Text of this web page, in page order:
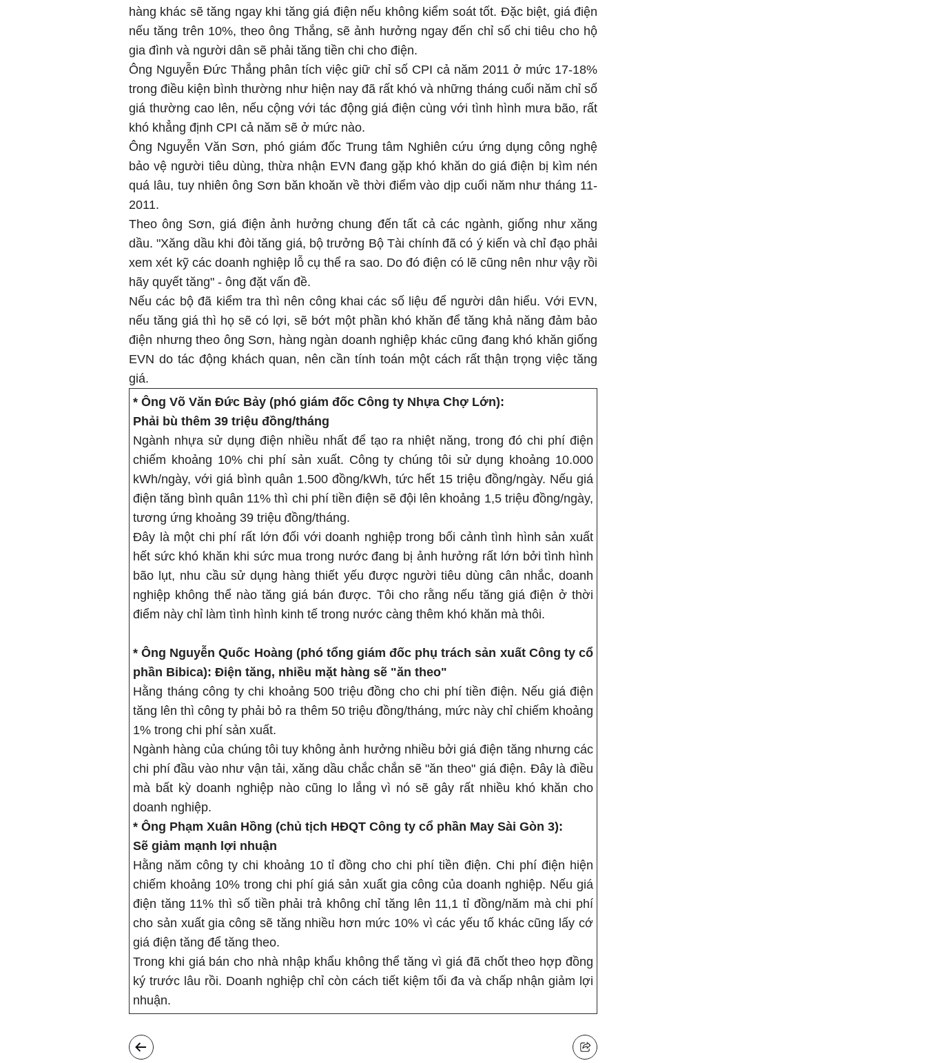
hàng khác sẽ tăng ngay khi tăng giá điện nếu không kiểm soát tốt. Đặc biệt, giá điện
nếu tăng trên 10%, theo ông Thắng, sẽ ảnh hưởng ngay đến chỉ số chi tiêu cho hộ
gia đình và người dân sẽ phải tăng tiền chi cho điện.
Ông Nguyễn Đức Thắng phân tích việc giữ chỉ số CPI cả năm 2011 ở mức 17-18%
trong điều kiện bình thường như hiện nay đã rất khó và những tháng cuối năm chỉ số
giá thường cao lên, nếu cộng với tác động giá điện cùng với tình hình mưa bão, rất
khó khẳng định CPI cả năm sẽ ở mức nào.
Ông Nguyễn Văn Sơn, phó giám đốc Trung tâm Nghiên cứu ứng dụng công nghệ
bảo vệ người tiêu dùng, thừa nhận EVN đang gặp khó khăn do giá điện bị kìm nén
quá lâu, tuy nhiên ông Sơn băn khoăn về thời điểm vào dịp cuối năm như tháng 11-
2011.
Theo ông Sơn, giá điện ảnh hưởng chung đến tất cả các ngành, giống như xăng
dầu. "Xăng dầu khi đòi tăng giá, bộ trưởng Bộ Tài chính đã có ý kiến và chỉ đạo phải
xem xét kỹ các doanh nghiệp lỗ cụ thể ra sao. Do đó điện có lẽ cũng nên như vậy rồi
hãy quyết tăng" - ông đặt vấn đề.
Nếu các bộ đã kiểm tra thì nên công khai các số liệu để người dân hiểu. Với EVN,
nếu tăng giá thì họ sẽ có lợi, sẽ bớt một phần khó khăn để tăng khả năng đảm bảo
điện nhưng theo ông Sơn, hàng ngàn doanh nghiệp khác cũng đang khó khăn giống
EVN do tác động khách quan, nên cần tính toán một cách rất thận trọng việc tăng
giá.
* Ông Võ Văn Đức Bảy (phó giám đốc Công ty Nhựa Chợ Lớn):
Phải bù thêm 39 triệu đồng/tháng
Ngành nhựa sử dụng điện nhiều nhất để tạo ra nhiệt năng, trong đó chi phí điện
chiếm khoảng 10% chi phí sản xuất. Công ty chúng tôi sử dụng khoảng 10.000
kWh/ngày, với giá bình quân 1.500 đồng/kWh, tức hết 15 triệu đồng/ngày. Nếu giá
điện tăng bình quân 11% thì chi phí tiền điện sẽ đội lên khoảng 1,5 triệu đồng/ngày,
tương ứng khoảng 39 triệu đồng/tháng.
Đây là một chi phí rất lớn đối với doanh nghiệp trong bối cảnh tình hình sản xuất
hết sức khó khăn khi sức mua trong nước đang bị ảnh hưởng rất lớn bởi tình hình
bão lụt, nhu cầu sử dụng hàng thiết yếu được người tiêu dùng cân nhắc, doanh
nghiệp không thể nào tăng giá bán được. Tôi cho rằng nếu tăng giá điện ở thời
điểm này chỉ làm tình hình kinh tế trong nước càng thêm khó khăn mà thôi.
* Ông Nguyễn Quốc Hoàng (phó tổng giám đốc phụ trách sản xuất Công ty cổ
phần Bibica): Điện tăng, nhiều mặt hàng sẽ "ăn theo"
Hằng tháng công ty chi khoảng 500 triệu đồng cho chi phí tiền điện. Nếu giá điện
tăng lên thì công ty phải bỏ ra thêm 50 triệu đồng/tháng, mức này chỉ chiếm khoảng
1% trong chi phí sản xuất.
Ngành hàng của chúng tôi tuy không ảnh hưởng nhiều bởi giá điện tăng nhưng các
chi phí đầu vào như vận tải, xăng dầu chắc chắn sẽ "ăn theo" giá điện. Đây là điều
mà bất kỳ doanh nghiệp nào cũng lo lắng vì nó sẽ gây rất nhiều khó khăn cho
doanh nghiệp.
* Ông Phạm Xuân Hồng (chủ tịch HĐQT Công ty cổ phần May Sài Gòn 3):
Sẽ giảm mạnh lợi nhuận
Hằng năm công ty chi khoảng 10 tỉ đồng cho chi phí tiền điện. Chi phí điện hiện
chiếm khoảng 10% trong chi phí giá sản xuất gia công của doanh nghiệp. Nếu giá
điện tăng 11% thì số tiền phải trả không chỉ tăng lên 11,1 tỉ đồng/năm mà chi phí
cho sản xuất gia công sẽ tăng nhiều hơn mức 10% vì các yếu tố khác cũng lấy cớ
giá điện tăng để tăng theo.
Trong khi giá bán cho nhà nhập khẩu không thể tăng vì giá đã chốt theo hợp đồng
ký trước lâu rồi. Doanh nghiệp chỉ còn cách tiết kiệm tối đa và chấp nhận giảm lợi
nhuận.